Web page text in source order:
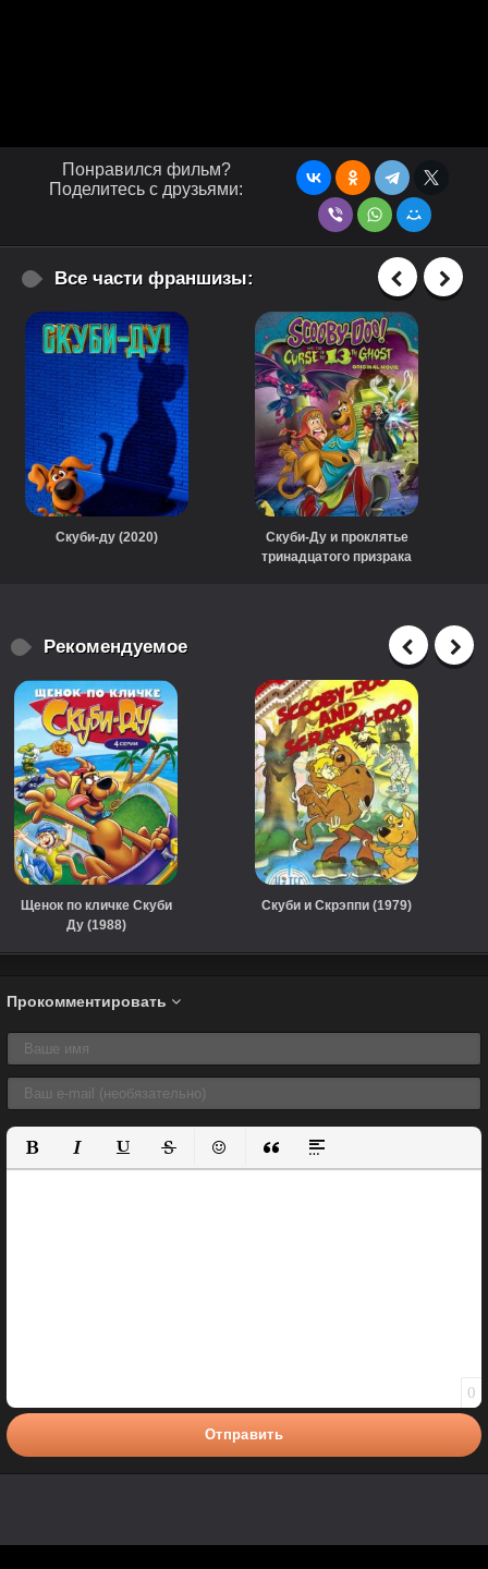
Понравился фильм?
Поделитесь с друзьями:
Все части франшизы:
Скуби-ду (2020)
Скуби-Ду и проклятье
тринадцатого призрака
Рекомендуемое
Щенок по кличке Скуби
Ду (1988)
Скуби и Скрэппи (1979)
Прокомментировать
Полужирный
КурсивПодчеркнутый
ЗачеркнутыйВставить смайлик
Вставка цитаты
Вставка спойлера
0
Отправить